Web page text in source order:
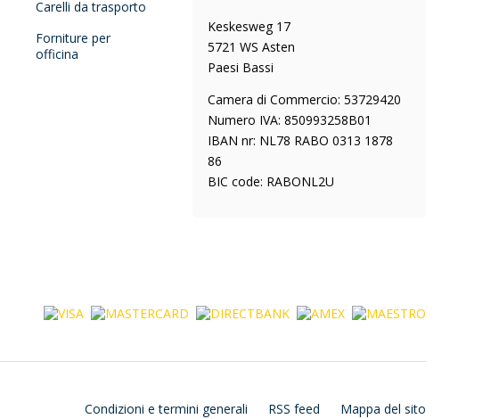
Carelli da trasporto
Forniture per
officina
Keskesweg 17
5721 WS Asten
Paesi Bassi
Camera di Commercio: 53729420
Numero IVA: 850993258B01
IBAN nr: NL78 RABO 0313 1878
86
BIC code: RABONL2U
Condizioni e termini generali RSS feed Mappa del sito